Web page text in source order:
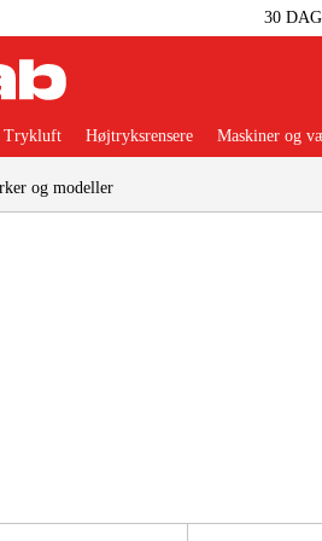
30
Trykluft Højtryksrensere Maskiner og